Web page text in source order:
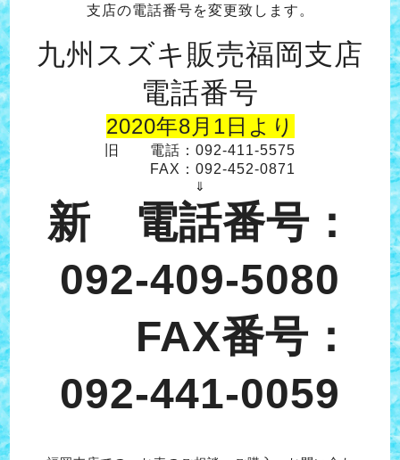
支店の電話番号を変更致します。
九州スズキ販売福岡支店
電話番号
2020年8月1日より
旧 電話：092-411-5575
FAX：092-452-0871
⇓
新 電話番号：
092-409-5080
FAX番号：
092-441-0059